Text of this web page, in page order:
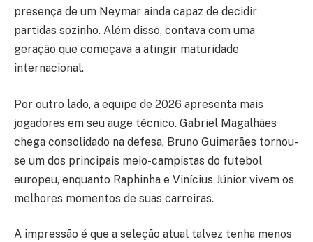
presença de um Neymar ainda capaz de decidir
partidas sozinho. Além disso, contava com uma
geração que começava a atingir maturidade
internacional.
Por outro lado, a equipe de 2026 apresenta mais
jogadores em seu auge técnico. Gabriel Magalhães
chega consolidado na defesa, Bruno Guimarães tornou-
se um dos principais meio-campistas do futebol
europeu, enquanto Raphinha e Vinícius Júnior vivem os
melhores momentos de suas carreiras.
A impressão é que a seleção atual talvez tenha menos